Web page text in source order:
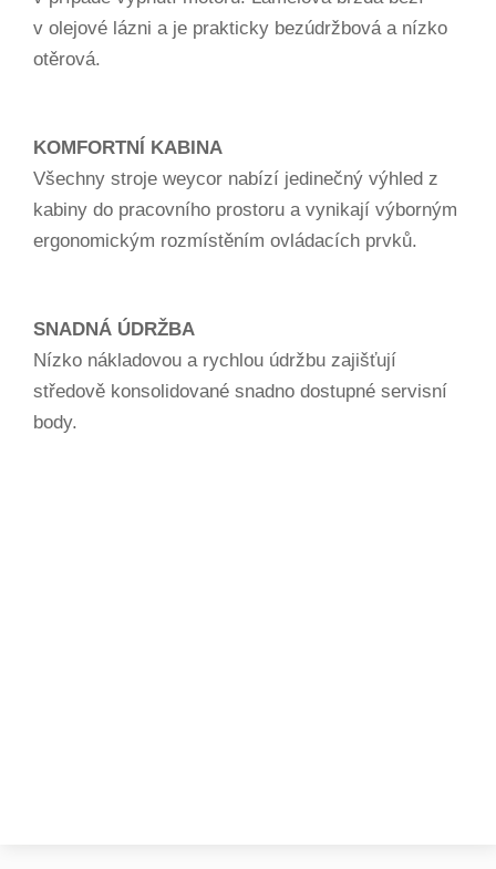
v olejové lázni a je prakticky bezúdržbová a nízko
otěrová.
KOMFORTNÍ KABINA
Všechny stroje weycor nabízí jedinečný výhled z
kabiny do pracovního prostoru a vynikají výborným
ergonomickým rozmístěním ovládacích prvků.
SNADNÁ ÚDRŽBA
Nízko nákladovou a rychlou údržbu zajišťují
středově konsolidované snadno dostupné servisní
body.